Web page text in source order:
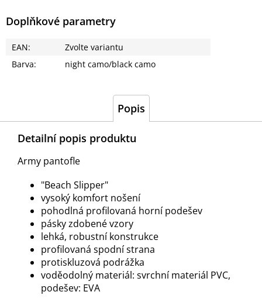
Doplňkové parametry
EAN:
Zvolte variantu
Barva: night camo/black camo
Popis
Detailní popis produktu
Army pantofle
"Beach Slipper"
vysoký komfort nošení
pohodlná profilovaná horní podešev
pásky zdobené vzory
lehká, robustní konstrukce
profilovaná spodní strana
protiskluzová podrážka
voděodolný materiál: svrchní materiál PVC,
podešev: EVA